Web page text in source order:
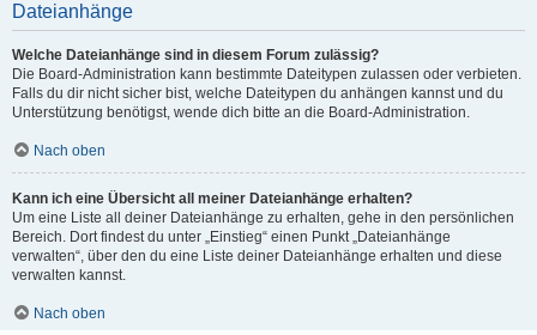
Dateianhänge
Welche Dateianhänge sind in diesem Forum zulässig?
Die Board-Administration kann bestimmte Dateitypen zulassen oder verbieten.
Falls du dir nicht sicher bist, welche Dateitypen du anhängen kannst und du
Unterstützung benötigst, wende dich bitte an die Board-Administration.
Nach oben
Kann ich eine Übersicht all meiner Dateianhänge erhalten?
Um eine Liste all deiner Dateianhänge zu erhalten, gehe in den persönlichen
Bereich. Dort findest du unter „Einstieg“ einen Punkt „Dateianhänge
verwalten“, über den du eine Liste deiner Dateianhänge erhalten und diese
verwalten kannst.
Nach oben